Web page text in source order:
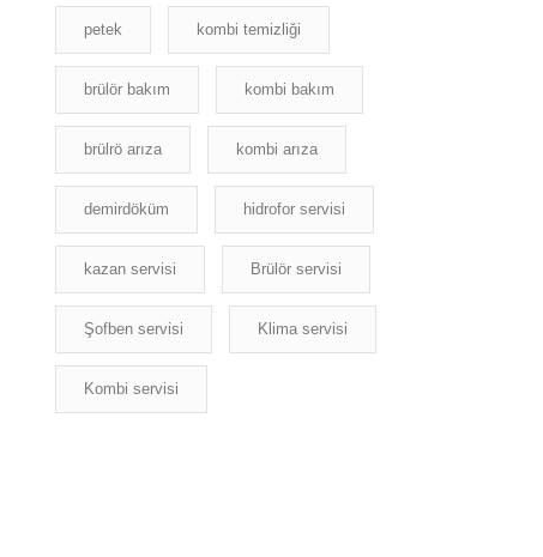
petek kombi temizliği
brülör bakım kombi bakım
brülrö arıza kombi arıza
demirdöküm hidrofor servisi
kazan servisi Brülör servisi
Şofben servisi Klima servisi
Kombi servisi